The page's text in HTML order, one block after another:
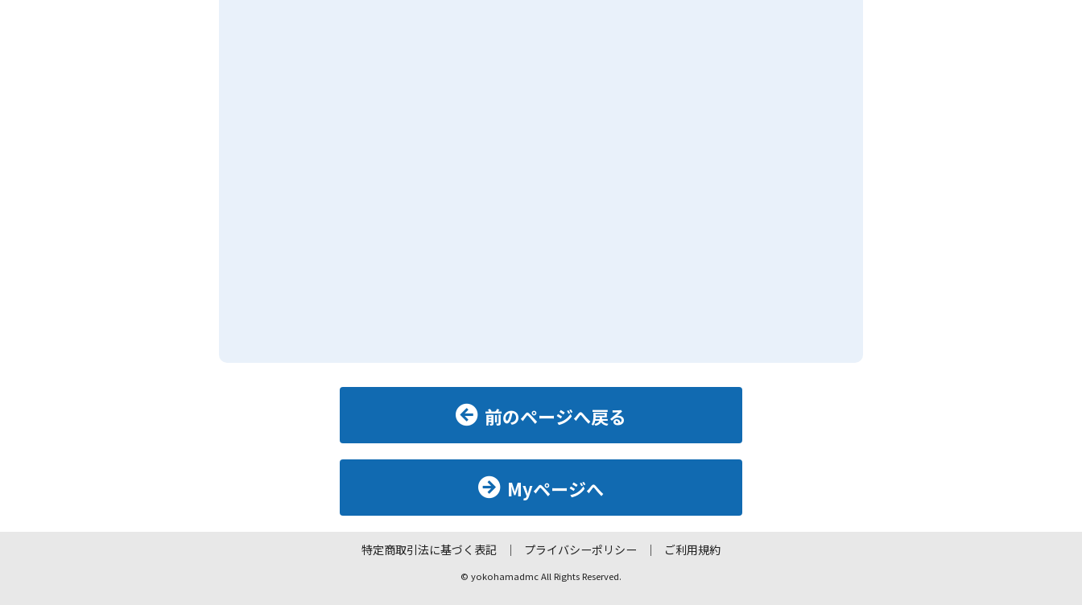
前のページへ戻る
Myページへ
特定商取引法に基づく表記 プライバシーポリシー ご利用規約
© yokohamadmc All Rights Reserved.